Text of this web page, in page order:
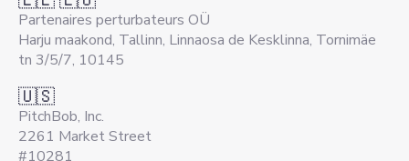
Partenaires perturbateurs OÜ
Harju maakond, Tallinn, Linnaosa de Kesklinna, Tornimäe
tn 3/5/7, 10145
🇺🇸
PitchBob, Inc.
2261 Market Street
#10281